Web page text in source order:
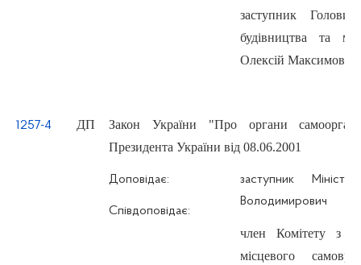
заступник
будівництва та
Олексій Максимович
1257-4 ДП
Закон України "Про органи
Президента України від 08.06.2001
Доповідає:
Співдоповідає:
заступник
Володимирович
член Комітету з
місцевого